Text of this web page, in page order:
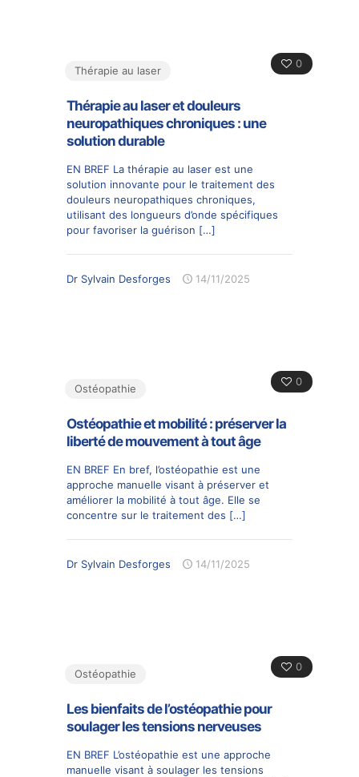
0
Thérapie au laser
Thérapie au laser et douleurs
neuropathiques chroniques : une
solution durable
EN BREF La thérapie au laser est une
solution innovante pour le traitement des
douleurs neuropathiques chroniques,
utilisant des longueurs d’onde spécifiques
pour favoriser la guérison […]
Dr Sylvain Desforges 14/11/2025
0
Ostéopathie
Ostéopathie et mobilité : préserver la
liberté de mouvement à tout âge
EN BREF En bref, l’ostéopathie est une
approche manuelle visant à préserver et
améliorer la mobilité à tout âge. Elle se
concentre sur le traitement des […]
Dr Sylvain Desforges 14/11/2025
0
Ostéopathie
Les bienfaits de l’ostéopathie pour
soulager les tensions nerveuses
EN BREF L’ostéopathie est une approche
manuelle visant à soulager les tensions